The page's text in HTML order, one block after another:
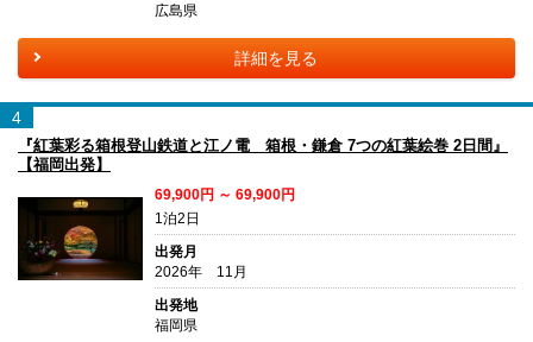
広島県
詳細を見る
4
『紅葉彩る箱根登山鉄道と江ノ電 箱根・鎌倉 7つの紅葉絵巻 2日間』
【福岡出発】
69,900円 ～ 69,900円
1泊2日
出発月
2026年 11月
出発地
福岡県